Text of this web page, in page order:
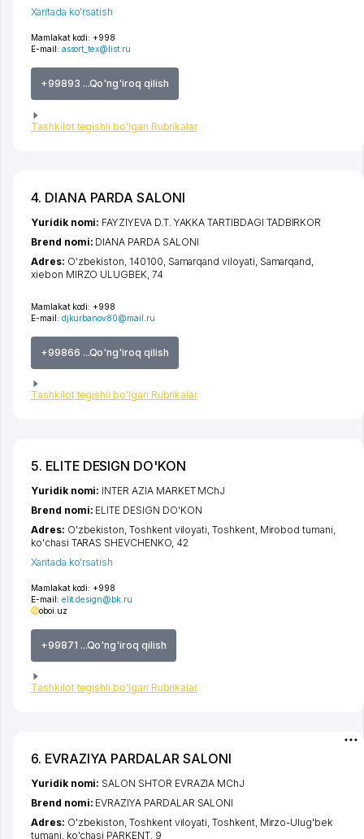
Mamlakat kodi: +998
E-mail: assort_tex@list.ru
+99893 ...Qo'ng'iroq qilish
Tashkilot tegishli bo'lgan Rubrikalar
Xaritada ko'rsatish
4. DIANA PARDA SALONI
Mamlakat kodi: +998
E-mail: djkurbanov80@mail.ru
+99866 ...Qo'ng'iroq qilish
Tashkilot tegishli bo'lgan Rubrikalar
Yuridik nomi: FAYZIYEVA D.T. YAKKA TARTIBDAGI TADBIRKOR
Brend nomi: DIANA PARDA SALONI
Adres: O'zbekiston, 140100, Samarqand viloyati Samarqand
xiеbon MIRZO ULUGBEK , 74
5. ELITE DESIGN DO'KON
Mamlakat kodi: +998
E-mail: elit.design@bk.ru
oboi.uz
+99871 ...Qo'ng'iroq qilish
Tashkilot tegishli bo'lgan Rubrikalar
Yuridik nomi: INTER AZIA MARKET MChJ
Brend nomi: ELITE DESIGN DO'KON
Adres: O'zbekiston,Toshkent viloyati ,Toshkent, Mirobod tumani
ko'chasi TARAS SHEVCHENKO, 42
Xaritada ko'rsatish
6. EVRAZIYA PARDALAR SALONI
Yuridik nomi: SALON SHTOR EVRAZIA MChJ
Brend nomi: EVRAZIYA PARDALAR SALONI
Adres: O'zbekiston,Toshkent viloyati,Toshkent, Mirzo-Ulug'bek
tumani, ko'chasi PARKENT, 9